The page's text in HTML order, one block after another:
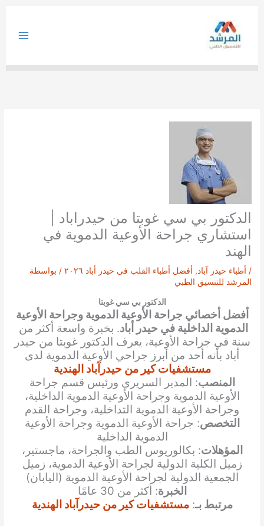
الدكتور بي سي غوبتا من حيدراباد |
استشاري جراحة الأوعية الدموية في
الهند
/ أطباء حيدر آباد, أفضل أطباء القلب في حيدر أباد ٢٠٢٦
/ بواسطة
المرشد للتنسيق الطبي
الدكتور بي سي غوبتا
أفضل أخصائي جراحة الأوعية الدموية وجراحة الأوعية
الدموية الداخلية في حيدر أباد. بخبرة واسعة أكثر من
سنة في جراحة الأوعية، يعرف الدكتور غوبتا من حيدر
أباد بأنه أحد من أبرز جراحي الأوعية الدموية لدى
مستشفيات كير من حيدرآباد الهندية
المنصب: المدير السريري ورئيس قسم جراحة
الأوعية الدموية وجراحة الأوعية الدموية الداخلية،
وجراحة الأوعية الدموية التداخلية، وجراحة القدم
التخصص: جراحة الأوعية الدموية وجراحة الأوعية
الدموية الداخلية
المؤهلات: بكالوريوس الطب والجراحة، ماجستير،
زميل الكلية الدولية لجراحة الأوعية الدموية، زميل
الجمعية الدولية لجراحة الأوعية الدموية (اليابان)
الخبرة: أكثر من 30 عامًا
مرتبط بـ:مستشفيات كير من حيدرآباد الهندية